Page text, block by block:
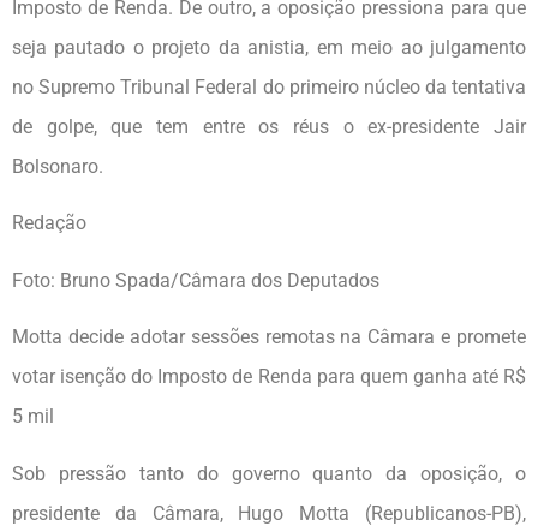
Imposto de Renda. De outro, a oposição pressiona para que
seja pautado o projeto da anistia, em meio ao julgamento
no Supremo Tribunal Federal do primeiro núcleo da tentativa
de golpe, que tem entre os réus o ex-presidente Jair
Bolsonaro.
Redação
Foto: Bruno Spada/Câmara dos Deputados
Motta decide adotar sessões remotas na Câmara e promete
votar isenção do Imposto de Renda para quem ganha até R$
5 mil
Sob pressão tanto do governo quanto da oposição, o
presidente da Câmara, Hugo Motta (Republicanos-PB),